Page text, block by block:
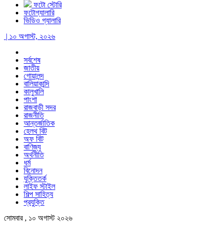
ফটো স্টোরি
ফটোগ্যালারি
ভিডিও গ্যালারি
| ১০ অগাস্ট, ২০২৬
সর্বশেষ
জাতীয়
গোয়ালন্দ
বালিয়াকান্দি
কালুখালি
পাংশা
রাজবাড়ী সদর
রাজনীতি
আন্তর্জাতিক
হেলথ বিট
অফ বিট
বাণিজ্য
অর্থনীতি
ধর্ম
বিনোদন
যুক্তিতর্ক
লাইফ স্টাইল
শিল্প সাহিত্য
প্রযুক্তি
সোমবার , ১০ অগাস্ট ২০২৬